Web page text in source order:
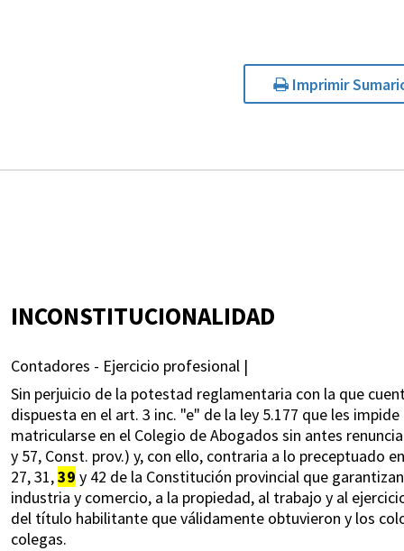
Imprimir
INCONSTITUCIONALIDAD
Contadores - Ejercicio profesional |
Sin perjuicio de la potestad reglamentaria con la que
dispuesta en el art. 3 inc. "e" de la ley 5.177 que les
matricularse en el Colegio de Abogados sin antes
y 57, Const. prov.) y, con ello, contraria a lo preceptuado
27, 31,39 y 42 de la Constitución provincial que
industria y comercio, a la propiedad, al trabajo y al
del título habilitante que válidamente obtuvieron y los
colegas.